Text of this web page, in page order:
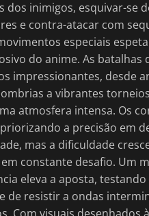
dos inimigos, esquivar-se
e contra-atacar com
especiais
do anime. As batalhas
impressionantes, desde
a vibrantes
atmosfera intensa. Os
a precisão em
mas a dificuldade
constante desafio. Um
eleva a aposta, testando
de resistir a ondas